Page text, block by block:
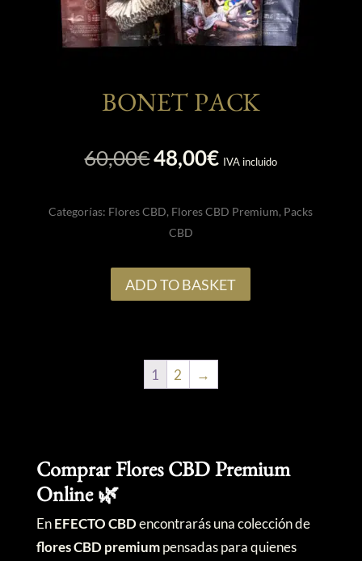
BONET PACK
60,00€El
era:
60,00€.
48,00€El
es:
IVA incluido
Categorías: Flores CBD, Flores CBD Premium, Packs
CBD
ADD TO BASKET
1 2 →
Comprar Flores CBD Premium
Online 🌿
EnEFECTO CBDencontrarás una colección de
flores CBD premiumpensadas para quienes